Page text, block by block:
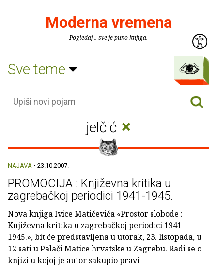
Moderna vremena
Pogledaj... sve je puno knjiga.
Sve teme
jelčić ×
NAJAVA • 23.10.2007.
PROMOCIJA : Književna kritika u
zagrebačkoj periodici 1941-1945.
Nova knjiga Ivice Matičevića «Prostor slobode :
Književna kritika u zagrebačkoj periodici 1941-
1945.», bit će predstavljena u utorak, 23. listopada, u
12 sati u Palači Matice hrvatske u Zagrebu. Radi se o
knjizi u kojoj je autor sakupio pravi